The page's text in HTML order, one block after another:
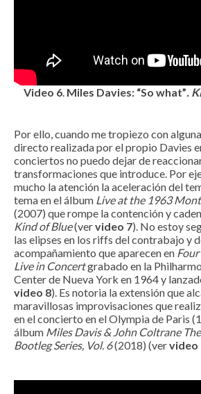
Video 6 Miles Davies: “So what”.
Por ello, cuando me tropiezo con
directo realizada por el propio Davies
conciertos no puedo dejar de
transformaciones que introduce. Por
mucho la atención la aceleración del
tema en el álbum Live at the 1963
(2007) que rompe la contención y
Kind of Blue(vervideo 7). No estoy
las elipses en los riffs del contrabajo y
acompañamiento que aparecen en
Live in Concertgrabado en la
Center de Nueva York en 1964 y
video 8). Es notoria la extensión que
maravillosas improvisaciones que
en el concierto en el Olympia de Paris
álbum Miles Davis & John Coltrane
Bootleg Series, Vol. 6(2018) (vervideo